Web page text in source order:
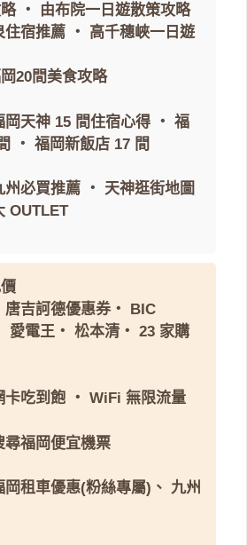
・
由布院一日遊散策攻略
住宿推薦 ・ 高千穗峽一日遊
20間美食攻略
岡天神 15 間住宿心得 ・ 福
・ 福岡新飯店 17 間
州必買推薦 ・ 天神逛街地圖
OUTLET
唐吉訶德優惠券・
BIC
愛電王 ・ 松本清 ・ 23 家購
卡吃到飽 ・ WiFi 無限流量
尋福岡便宜機票
岡租車優惠(粉絲專屬) 、 九州